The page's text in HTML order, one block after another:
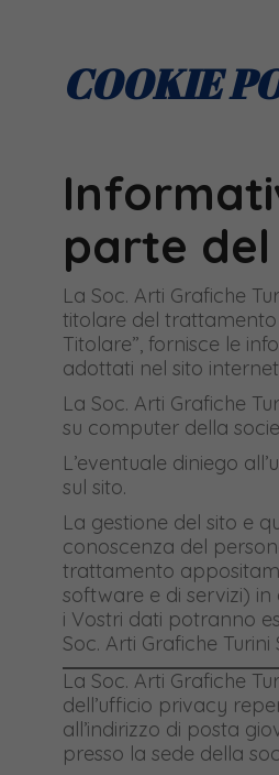
COOKIE
parte
La Soc. Arti Grafiche
titolare del trattamento
Titolare”, fornisce le
adottati nel sito
La Soc. Arti Grafiche
su computer della
L’eventuale diniego
sul sito.
La gestione del sito e
conoscenza del
trattamento
software e di servizi)
i Vostri dati potranno
Soc. Arti Grafiche Turini
La Soc. Arti Grafiche
dell’ufficio privacy
all’indirizzo di posta
presso la sede della